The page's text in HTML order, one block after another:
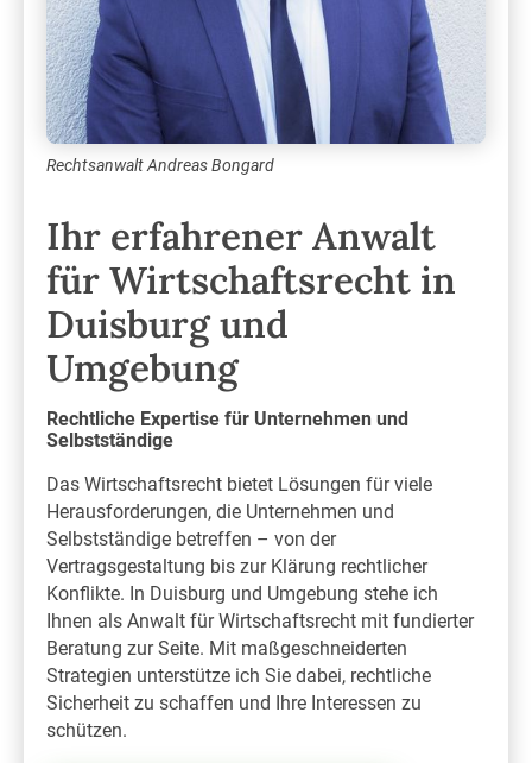
Ihr erfahrener Anwalt
für Wirtschaftsrecht in
Duisburg und
Umgebung
Rechtliche Expertise für Unternehmen und
Selbstständige
Das Wirtschaftsrecht bietet Lösungen für viele
Herausforderungen, die Unternehmen und
Selbstständige betreffen – von der
Vertragsgestaltung bis zur Klärung rechtlicher
Konflikte. In Duisburg und Umgebung stehe ich
Ihnen als Anwalt für Wirtschaftsrecht mit fundierter
Beratung zur Seite. Mit maßgeschneiderten
Strategien unterstütze ich Sie dabei, rechtliche
Sicherheit zu schaffen und Ihre Interessen zu
schützen.
Rechtsanwalt Andreas Bongard